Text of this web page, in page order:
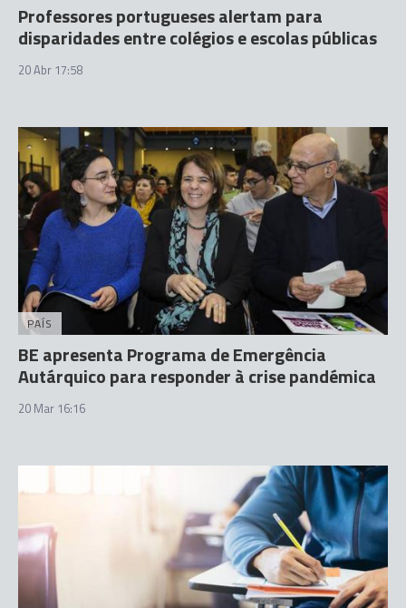
Professores portugueses alertam para
disparidades entre colégios e escolas públicas
20 Abr 17:58
PAÍS
BE apresenta Programa de Emergência
Autárquico para responder à crise pandémica
20 Mar 16:16